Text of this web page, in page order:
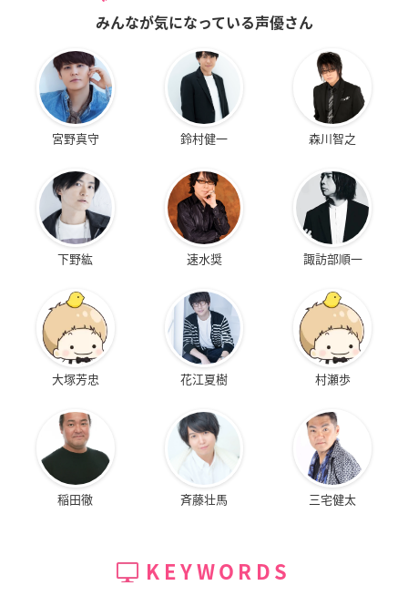
みんなが気になっている声優さん
宮野真守 鈴村健一 森川智之
下野紘 速水奨 諏訪部順一
大塚芳忠 花江夏樹 村瀬歩
稲田徹 斉藤壮馬 三宅健太
KEYWORDS